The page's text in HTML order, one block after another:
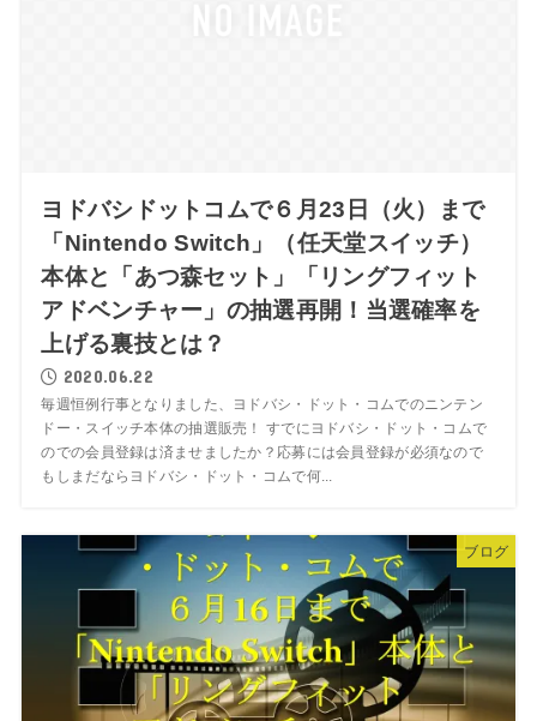
ヨドバシドットコムで６月23日（火）まで
「Nintendo Switch」（任天堂スイッチ）
本体と「あつ森セット」「リングフィット
アドベンチャー」の抽選再開！当選確率を
上げる裏技とは？
2020.06.22
毎週恒例行事となりました、ヨドバシ・ドット・コムでのニンテン
ドー・スイッチ本体の抽選販売！ すでにヨドバシ・ドット・コムで
のでの会員登録は済ませましたか？応募には会員登録が必須なので
もしまだならヨドバシ・ドット・コムで何...
ブログ